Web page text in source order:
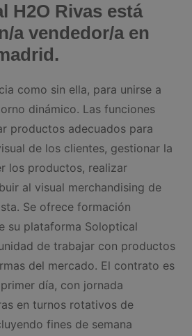
H2O Rivas está
a vendedor/a en
como sin ella, para unirse a
dinámico. Las funciones
productos adecuados para
de los clientes, gestionar la
los productos, realizar
al visual merchandising de
Se ofrece formación
su plataforma Soloptical
de trabajar con productos
del mercado. El contrato es
día, con jornada
en turnos rotativos de
fines de semana